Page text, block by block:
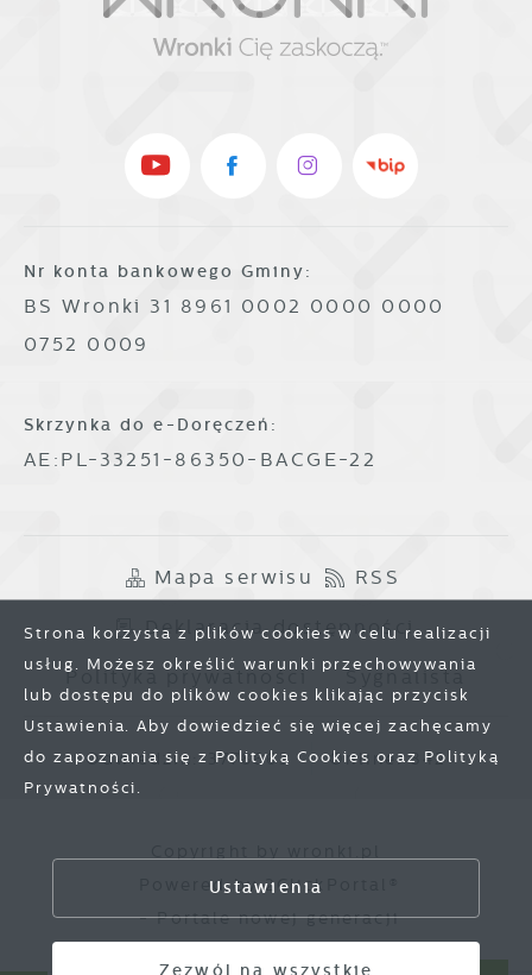
Nr konta bankowego Gminy:
BS Wronki 31 8961 0002 0000 0000
0752 0009
Skrzynka do e-Doręczeń:
AE:PL-33251-86350-BACGE-22
Mapa serwisu RSS
Deklaracja dostępności
Polityka prywatności Sygnalista
Odwiedzin: 3778663 Online: 342
Powered by2ClickPortal®
- Portale nowej generacji
Strona korzysta z plików cookies w celu realizacji
usług. Możesz określić warunki przechowywania
lub dostępu do plików cookies klikając przycisk
Ustawienia. Aby dowiedzieć się więcej zachęcamy
do zapoznania się z Polityką Cookies oraz Polityką
Prywatności.
Ustawienia
Zezwól na wszystkie
Zezwól na wszystkie